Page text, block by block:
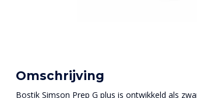
Omschrijving
Bostik Simson Prep G plus is ontwikkeld als